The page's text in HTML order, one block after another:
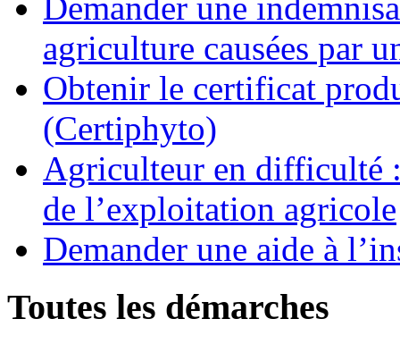
agriculture causées par
Obtenir le certificat
(Certiphyto)
Agriculteur en difficulté :
de l’exploitation agricole
Demander une aide à
Toutes les démarches